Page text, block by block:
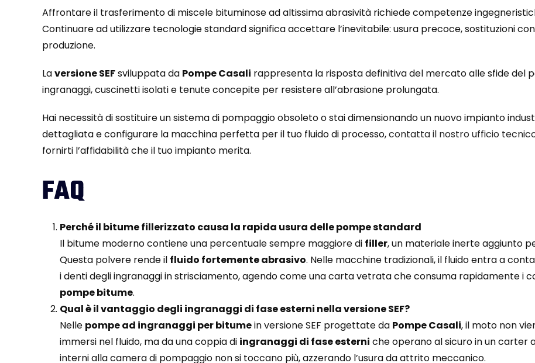
Affrontare il trasferimento di miscele bituminose ad altissima abrasività richiede competenze
Continuare ad utilizzare tecnologie standard significa accettare l’inevitabile: usura precoce, sostituzioni
produzione.
Laversione SEFsviluppata da Pompe Casali rappresenta la risposta definitiva del mercato alle sfide del
ingranaggi, cuscinetti isolati e tenute concepite per resistere all’abrasione prolungata.
Hai necessità di sostituire un sistema di pompaggio obsoleto o stai dimensionando un nuovo impianto
dettagliata e configurare la macchina perfetta per il tuo fluido di processo,contatta il nostro ufficio
fornirti l’affidabilità che il tuo impianto merita.
FAQ
Perché il bitume fillerizzato causa la rapida usura delle pompe standard
Il bitume moderno contiene una percentuale sempre maggiore di filler, un materiale inerte aggiunto
Questa polvere rende il fluido fortemente abrasivo. Nelle macchine tradizionali, il fluido entra a
i denti degli ingranaggi in strisciamento, agendo come una carta vetrata che consuma rapidamente i
pompe bitume.
Qual è il vantaggio degli ingranaggi di fase esterni nella versione SEF?
Nelle pompe ad ingranaggi per bitumein versione SEF progettate da Pompe Casali, il moto non
immersi nel fluido, ma da una coppia di ingranaggi di fase esterni che operano al sicuro in un carter
interni alla camera di pompaggio non si toccano più, azzerando l’usura da attrito meccanico.